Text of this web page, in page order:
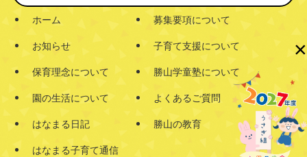
ホーム
お知らせ
保育理念について
園の生活について
はなまる日記
はなまる子育て通信
募集要項について
子育て支援について
勝山学童塾について
よくあるご質問
勝山の教育
×